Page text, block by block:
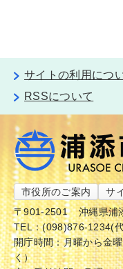
サイトの利用につ
RSSについて
市役所のご案内 サ
〒901-2501
沖縄県浦
TEL：(098)876-1234(
開庁時間：月曜から金
く）